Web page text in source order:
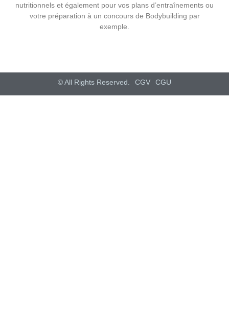
nutritionnels et également pour vos plans d’entraînements ou
votre préparation à un concours de Bodybuilding par
exemple.
© All Rights Reserved. CGV CGU